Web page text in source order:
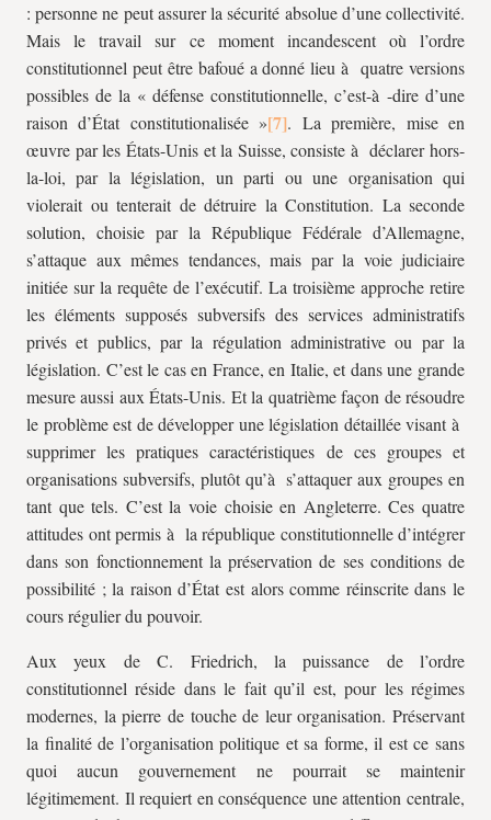
: personne ne peut assurer la sécurité absolue d’une collectivité.
Mais le travail sur ce moment incandescent où l’ordre
constitutionnel peut être bafoué a donné lieu à quatre versions
possibles de la « défense constitutionnelle, c’est-à -dire d’une
raison d’État constitutionalisée »
. La première, mise en
œuvre par les États-Unis et la Suisse, consiste à déclarer hors-
la-loi, par la législation, un parti ou une organisation qui
violerait ou tenterait de détruire la Constitution. La seconde
solution, choisie par la République Fédérale d’Allemagne,
s’attaque aux mêmes tendances, mais par la voie judiciaire
initiée sur la requête de l’exécutif. La troisième approche retire
les éléments supposés subversifs des services administratifs
privés et publics, par la régulation administrative ou par la
législation. C’est le cas en France, en Italie, et dans une grande
mesure aussi aux États-Unis. Et la quatrième façon de résoudre
le problème est de développer une législation détaillée visant à
supprimer les pratiques caractéristiques de ces groupes et
organisations subversifs, plutôt qu’à s’attaquer aux groupes en
tant que tels. C’est la voie choisie en Angleterre. Ces quatre
attitudes ont permis à la république constitutionnelle d’intégrer
dans son fonctionnement la préservation de ses conditions de
possibilité ; la raison d’État est alors comme réinscrite dans le
cours régulier du pouvoir.
Aux yeux de C. Friedrich, la puissance de l’ordre
constitutionnel réside dans le fait qu’il est, pour les régimes
modernes, la pierre de touche de leur organisation. Préservant
la finalité de l’organisation politique et sa forme, il est ce sans
quoi aucun gouvernement ne pourrait se maintenir
légitimement. Il requiert en conséquence une attention centrale,